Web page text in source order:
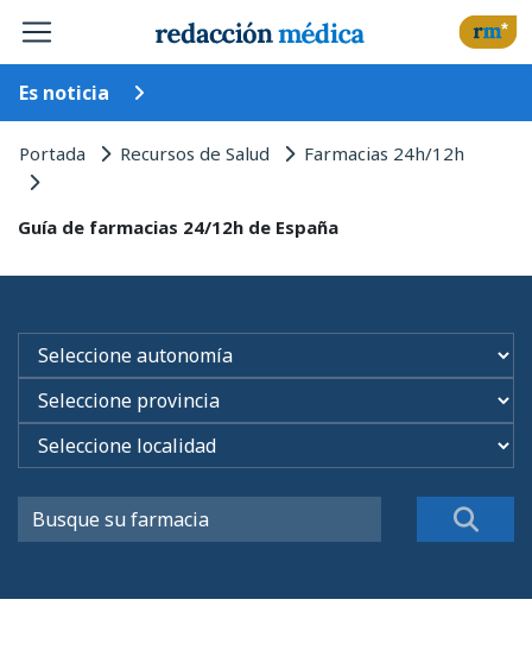
Es noticia
Portada Recursos de Salud Farmacias 24h/12h
Guía de farmacias 24/12h de España